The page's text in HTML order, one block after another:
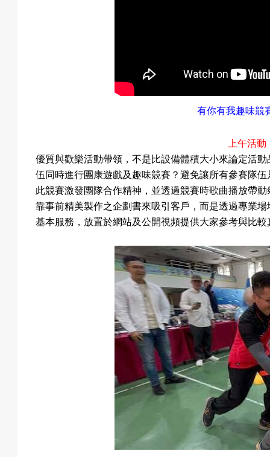
有你有我趣味競
上午活動
優質與歡樂活動帶領，不是比設備體積大小來論定活動
伍同時進行團康遊戲及趣味競賽？避免讓所有參賽隊伍
此競賽激發團隊合作精神，並透過競賽時歌曲播放帶
靠事前精美製作之企劃書來吸引客戶，而是透過專業
基本服務，放置於網站及公開視頻提供大家參考與比